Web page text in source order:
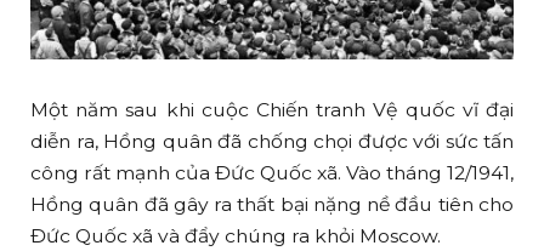
Một năm sau khi cuộc Chiến tranh Vệ quốc vĩ đại
diễn ra, Hồng quân đã chống chọi được với sức tấn
công rất mạnh của Đức Quốc xã. Vào tháng 12/1941,
Hồng quân đã gây ra thất bại nặng nề đầu tiên cho
Đức Quốc xã và đẩy chúng ra khỏi Moscow.